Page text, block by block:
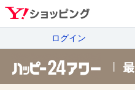
ログイン